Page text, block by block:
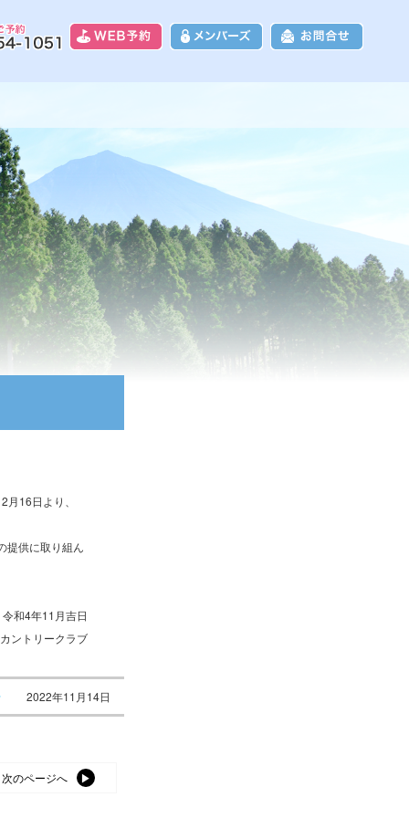
士カントリークラブ｜富士山に一番近
16日より、
提供に取り組ん
令和4年11月吉日
ントリークラブ
2022年11月14日
次のページへ